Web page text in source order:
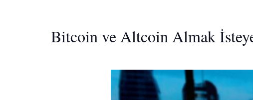
Bitcoin ve Altcoin Almak